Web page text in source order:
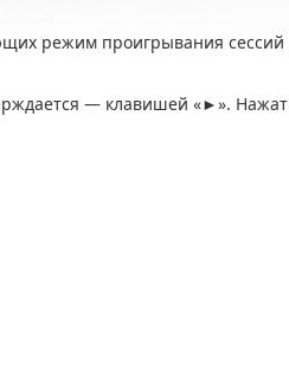
режим проигрывания сессий
— клавишей «►».